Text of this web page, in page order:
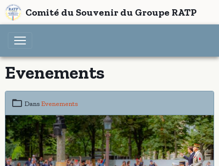
Comité du Souvenir du Groupe RATP
Evenements
DansEvenements